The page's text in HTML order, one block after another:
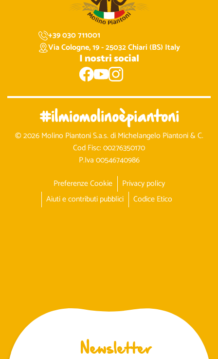
+39 030 711001
Via Cologne, 19 - 25032 Chiari (BS) Italy
I nostri social
#ilmiomolinoèpiantoni
© 2026 Molino Piantoni S.a.s. di Michelangelo Piantoni & C.
Cod Fisc: 00276350170
P.Iva 00546740986
Preferenze Cookie
Privacy policy
Aiuti e contributi pubblici
Codice Etico
Newsletter